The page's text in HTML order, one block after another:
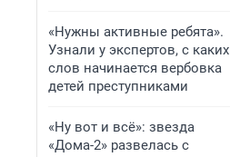
«Нужны активные ребята».
Узнали у экспертов, с каких
слов начинается вербовка
детей преступниками
«Ну вот и всё»: звезда
«Дома-2» развелась с